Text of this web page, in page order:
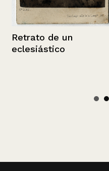
Retrato de un
eclesiástico